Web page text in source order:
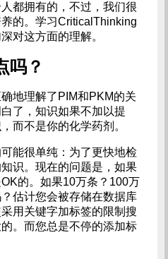
都拥有的，不过，我们很
的。学习CriticalThinking
对这方面的理解。
吗？
地理解了PIM和PKM的关
了，知识如果不加以提
而不是你的化学药剂。
能很单纯：为了更快地检
识。现在的问题是，如果
的。如果10万条？100万
估计您会被存储在数据库
用关键字加标签的限制搜
。而您总是不停的添加标